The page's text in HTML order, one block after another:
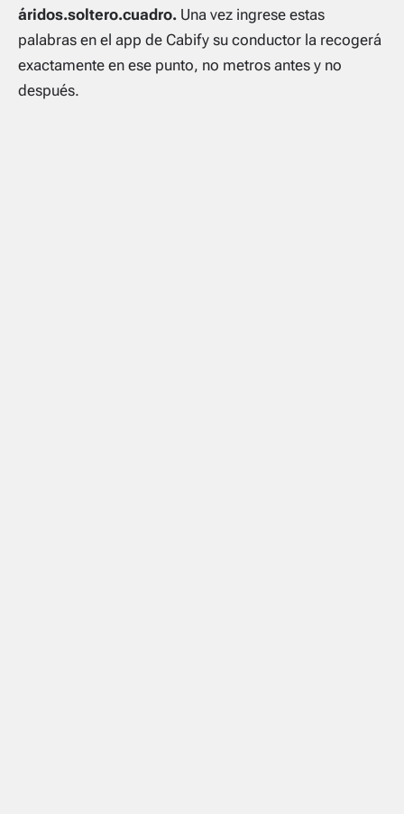
áridos.soltero.cuadro. Una vez ingrese estas
palabras en el app de Cabify su conductor la recogerá
exactamente en ese punto, no metros antes y no
después.